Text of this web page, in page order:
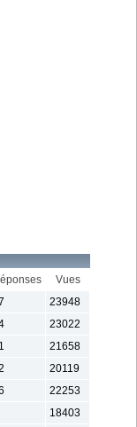
Vues
23948
23022
21658
20119
22253
18403